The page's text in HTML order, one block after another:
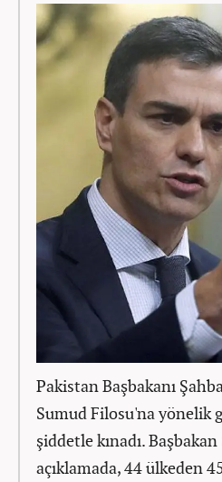
Pakistan Başbakanı
Sumud Filosu'na yönelik
şiddetle kınadı. Başbakan
açıklamada, 44 ülkeden